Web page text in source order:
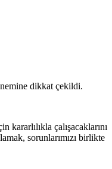
dikkat çekildi.
çalışacaklarını
sorunlarımızı birlikte